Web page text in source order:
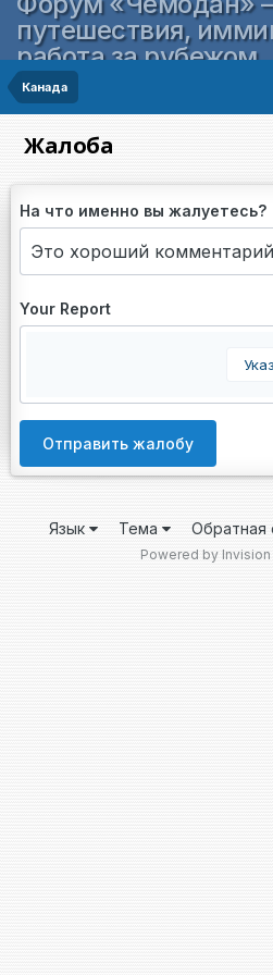
путешествия,
работа за рубежом
Канада
Жалоба
На что именно вы жалуетесь?
Your Report
Отправить жалобу
Язык Тема Обратная
Powered by